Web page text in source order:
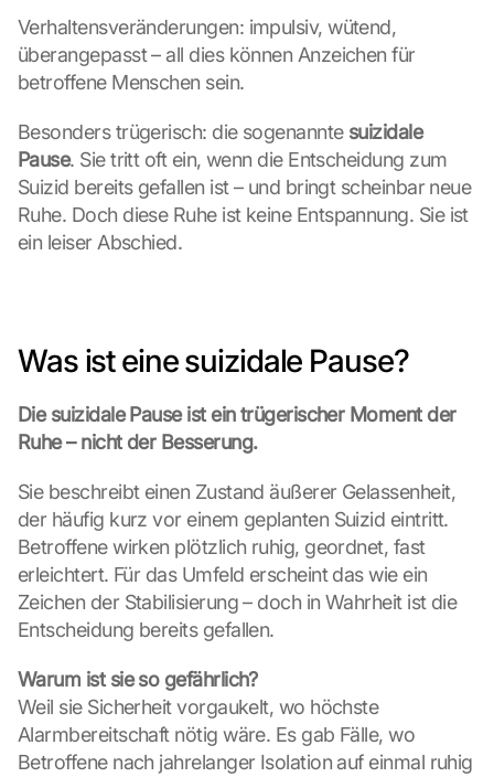
Verhaltensveränderungen: impulsiv, wütend,
überangepasst – all dies können Anzeichen für
betroffene Menschen sein.
Besonders trügerisch: die sogenannte suizidale
Pause. Sie tritt oft ein, wenn die Entscheidung zum
Suizid bereits gefallen ist – und bringt scheinbar neue
Ruhe. Doch diese Ruhe ist keine Entspannung. Sie ist
ein leiser Abschied.
Was ist eine suizidale Pause?
Die suizidale Pause ist ein trügerischer Moment der
Ruhe – nicht der Besserung.
Sie beschreibt einen Zustand äußerer Gelassenheit,
der häufig kurz vor einem geplanten Suizid eintritt.
Betroffene wirken plötzlich ruhig, geordnet, fast
erleichtert. Für das Umfeld erscheint das wie ein
Zeichen der Stabilisierung – doch in Wahrheit ist die
Entscheidung bereits gefallen.
Warum ist sie so gefährlich?
Weil sie Sicherheit vorgaukelt, wo höchste
Alarmbereitschaft nötig wäre. Es gab Fälle, wo
Betroffene nach jahrelanger Isolation auf einmal ruhig